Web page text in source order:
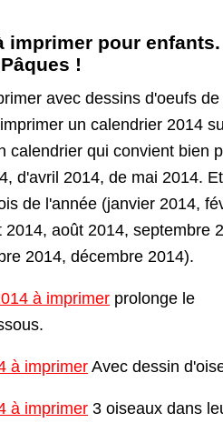
imprimer pour enfants.
!
avec dessins d'oeufs de
un calendrier 2014
calendrier qui convient bien
d'avril 2014, de mai 2014.
de l'année (janvier 2014,
août 2014, septembre
2014, décembre 2014).
à imprimer prolonge le
à imprimerAvec dessin
à imprimer 3 oiseaux dans